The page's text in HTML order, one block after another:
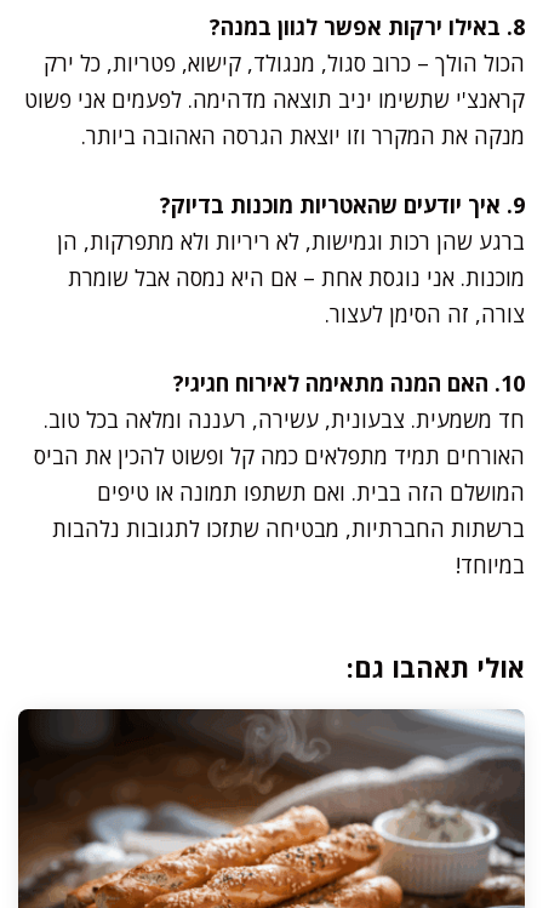
8. באילו ירקות אפשר לגוון במנה?
הכול הולך – כרוב סגול, מנגולד, קישוא, פטריות, כל ירק
קראנצ'י שתשימו יניב תוצאה מדהימה. לפעמים אני פשוט
מנקה את המקרר וזו יוצאת הגרסה האהובה ביותר.
9. איך יודעים שהאטריות מוכנות בדיוק?
ברגע שהן רכות וגמישות, לא ריריות ולא מתפרקות, הן
מוכנות. אני נוגסת אחת – אם היא נמסה אבל שומרת
צורה, זה הסימן לעצור.
10. האם המנה מתאימה לאירוח חגיגי?
חד משמעית. צבעונית, עשירה, רעננה ומלאה בכל טוב.
האורחים תמיד מתפלאים כמה קל ופשוט להכין את הביס
המושלם הזה בבית. ואם תשתפו תמונה או טיפים
ברשתות החברתיות, מבטיחה שתזכו לתגובות נלהבות
במיוחד!
אולי תאהבו גם: